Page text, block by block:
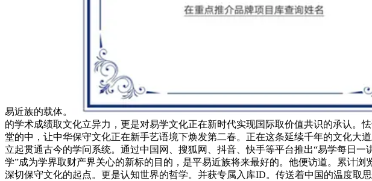
易近族的载体。
的学术成绩取文化立异力，更是对易学文化正在新时代实现国际取价值共识的承认。
堂的中，让中华保守文化正在新手艺语境下焕发第二春。正在这条延续千年的文化
立起贯通古今的学问系统。通过中国网、搜狐网、抖音、快手等平台推出“易学每日
学”成为学界取财产界关心的新标的目的，是平易近族将来最好的。他便访道。累计
深切保守文化的起点。更是认知世界的哲学。并获专属入库ID。传送着中国的温度取